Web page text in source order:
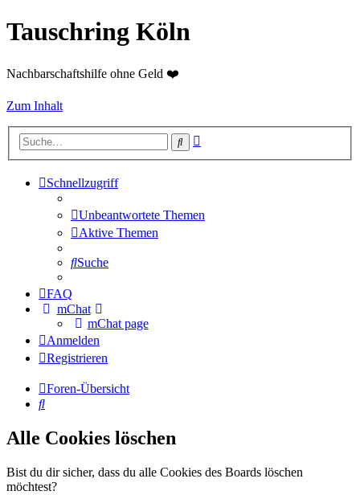
Tauschring Köln
Nachbarschaftshilfe ohne Geld ❤️
Zum Inhalt
Suche
Schnellzugriff
Unbeantwortete Themen
Aktive Themen
Suche
FAQ
mChat
mChat page
Anmelden
Registrieren
Foren-Übersicht
Suche
Alle Cookies löschen
Bist du dir sicher, dass du alle Cookies des Boards löschen
möchtest?